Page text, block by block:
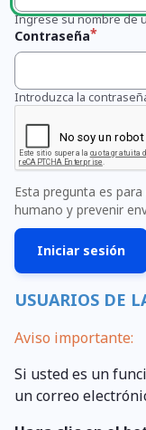
Ingrese su nombre de
Contraseña
Introduzca la
Esta pregunta es
humano y prevenir
USUARIOS DE
Aviso importante:
Si usted es un
un correo